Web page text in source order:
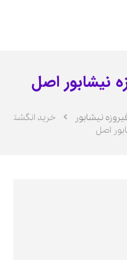
نیشابور اصل
نیشابور
خرید انگشت
اصل